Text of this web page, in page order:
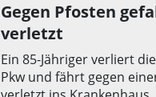
Gegen Pfosten
verletzt
Ein 85-Jähriger verliert
Pkw und fährt gegen